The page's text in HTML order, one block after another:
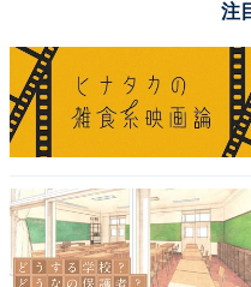
開ければそのまま食べら
や明治屋の「おいしい缶
詰は手土産にもおすすめ
す。
注